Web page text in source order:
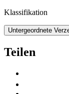
Klassifikation
Untergeordnete
Teilen